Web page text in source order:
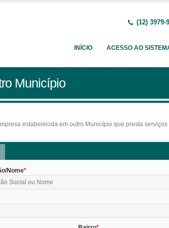
(12) 3979-
INÍCIO ACESSO AO
Município
estabelecida em outro Município que presta
Nome